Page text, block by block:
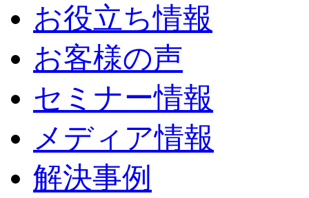
お役立ち情報
お客様の声
セミナー情報
メディア情報
解決事例